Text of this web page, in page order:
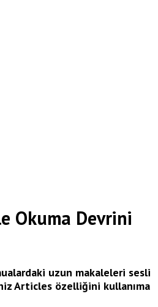
Okuma Devrini
uzun makaleleri sesli
Articles özelliğini kullanıma